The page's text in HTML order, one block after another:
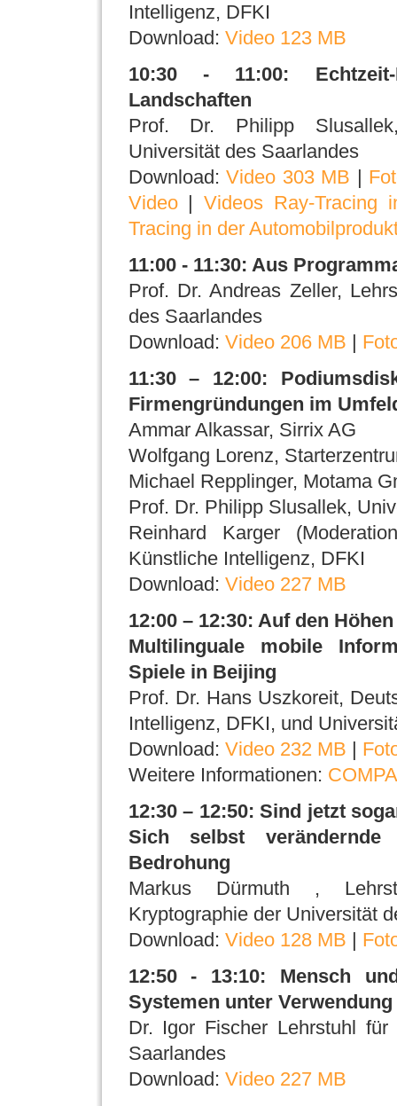
Intelligenz, DFKI
Download: Video 123 MB
10:30 - 11:00:
Landschaften
Prof. Dr. Philipp
Universität des Saarlandes
Download:Video 303 MB |
Video|Videos Ray-Tracing
Tracing in der
11:00 - 11:30: Aus
Prof. Dr. Andreas Zeller,
des Saarlandes
Download: Video 206 MB |
11:30 – 12:00:
Firmengründungen im
Ammar Alkassar, Sirrix AG
Wolfgang Lorenz,
Michael Repplinger, Motama
Prof. Dr. Philipp Slusallek,
Reinhard Karger
Künstliche Intelligenz, DFKI
Download: Video 227 MB
12:00 – 12:30: Auf den
Multilinguale mobile
Spiele in Beijing
Prof. Dr. Hans Uszkoreit,
Intelligenz, DFKI, und
Download: Video 232 MB |
Weitere Informationen:
12:30 – 12:50: Sind jetzt
Sich selbst verändernde
Bedrohung
Markus Dürmuth ,
Kryptographie der Universität
Download: Video 128 MB |
12:50 - 13:10: Mensch
Systemen unter
Dr. Igor Fischer Lehrstuhl
Saarlandes
Download: Video 227 MB